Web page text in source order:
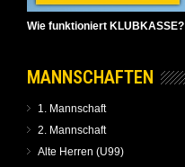
Wie funktioniert KLUBKASSE?
MANNSCHAFTEN
1. Mannschaft
2. Mannschaft
Alte Herren (U99)